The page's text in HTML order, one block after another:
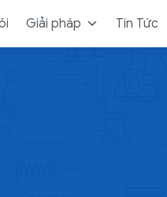
Giải pháp Tin Tức